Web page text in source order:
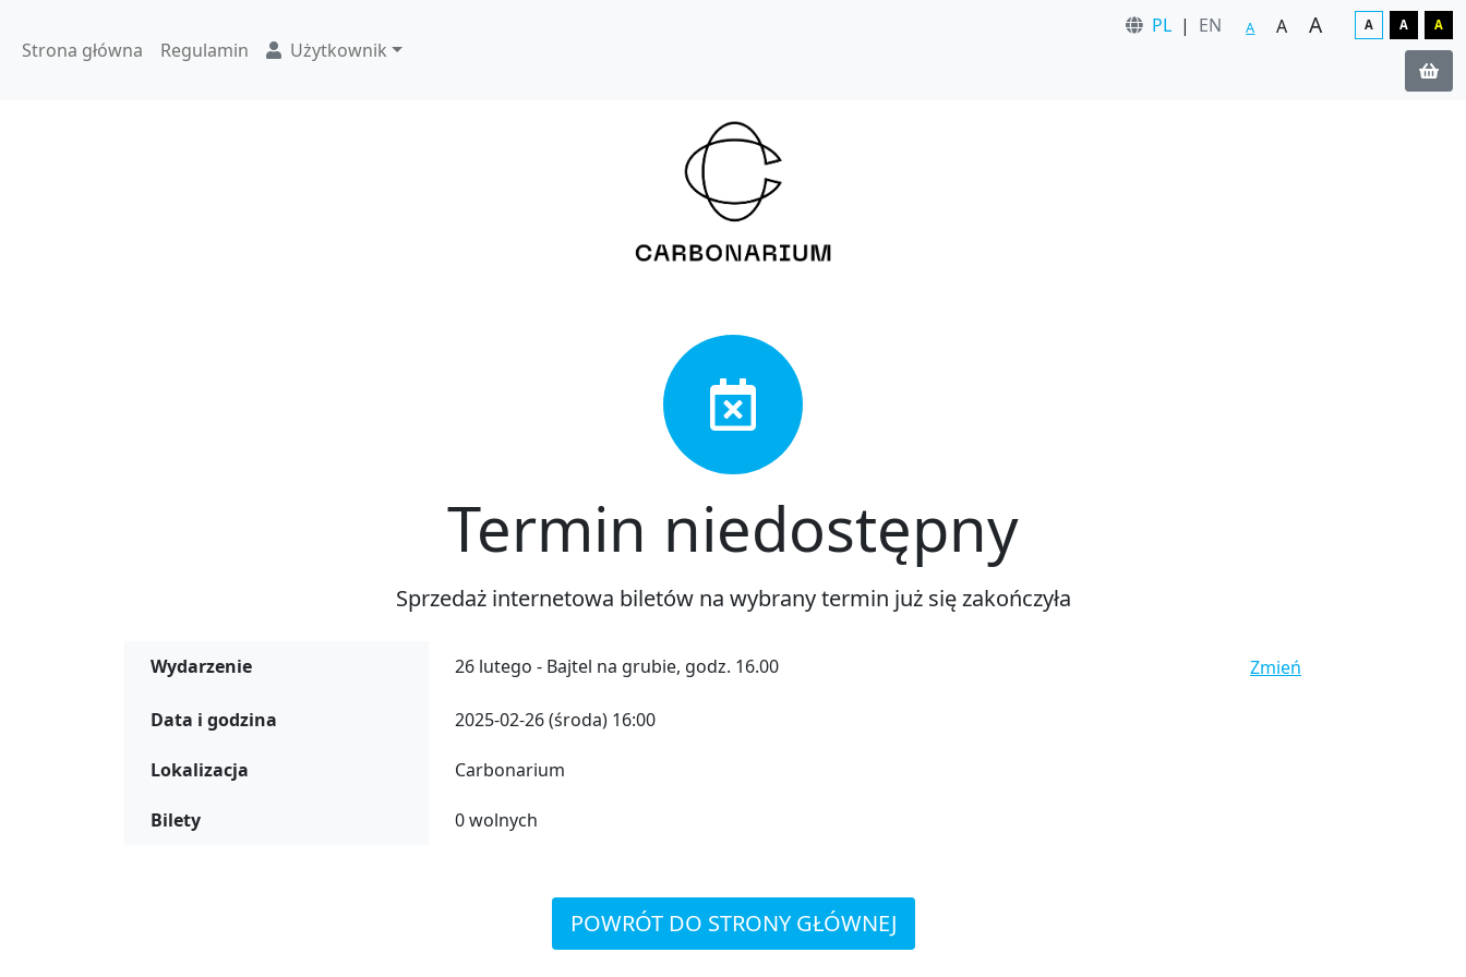
Strona główna Regulamin Użytkownik
PL | EN A A A A A A
Termin niedostępny
Sprzedaż internetowa biletów na wybrany termin już się zakończyła
Wydarzenie 26 lutego - Bajtel na grubie, godz. 16.00 Zmień
Data i godzina 2025-02-26 (środa) 16:00
Lokalizacja Carbonarium
Bilety 0 wolnych
POWRÓT DO STRONY GŁÓWNEJ